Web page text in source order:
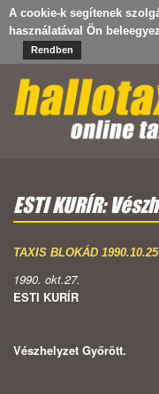
A cookie-k segítenek
használatával Ön
Rendben
ESTI KURÍR:
TAXIS BLOKÁD
1990. okt.27.
ESTI KURÍR
Vészhelyzet Győrött.